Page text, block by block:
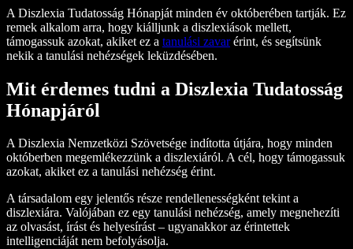
A Diszlexia Tudatosság Hónapját minden év októberében tartják. Ez
remek alkalom arra, hogy kiálljunk a diszlexiások mellett,
támogassuk azokat, akiket ez a tanulási zavarérint, és segítsünk
nekik a tanulási nehézségek leküzdésében.
Mit érdemes tudni a Diszlexia Tudatosság
Hónapjáról
A Diszlexia Nemzetközi Szövetsége indította útjára, hogy minden
októberben megemlékezzünk a diszlexiáról. A cél, hogy támogassuk
azokat, akiket ez a tanulási nehézség érint.
A társadalom egy jelentős része rendellenességként tekint a
diszlexiára. Valójában ez egy tanulási nehézség, amely megnehezíti
az olvasást, írást és helyesírást – ugyanakkor az érintettek
intelligenciáját nem befolyásolja.